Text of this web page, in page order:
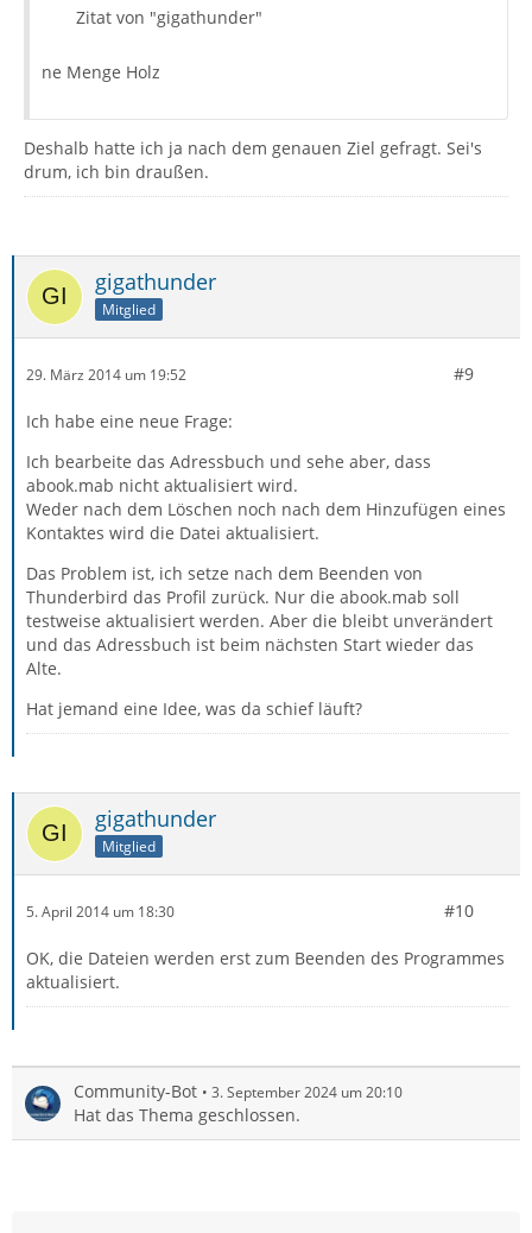
Zitat von "gigathunder"
ne Menge Holz
Deshalb hatte ich ja nach dem genauen Ziel gefragt. Sei's
drum, ich bin draußen.
gigathunder
Mitglied
29. März 2014 um 19:52 #9
Ich habe eine neue Frage:
Ich bearbeite das Adressbuch und sehe aber, dass
abook.mab nicht aktualisiert wird.
Weder nach dem Löschen noch nach dem Hinzufügen eines
Kontaktes wird die Datei aktualisiert.
Das Problem ist, ich setze nach dem Beenden von
Thunderbird das Profil zurück. Nur die abook.mab soll
testweise aktualisiert werden. Aber die bleibt unverändert
und das Adressbuch ist beim nächsten Start wieder das
Alte.
Hat jemand eine Idee, was da schief läuft?
gigathunder
Mitglied
5. April 2014 um 18:30 #10
OK, die Dateien werden erst zum Beenden des Programmes
aktualisiert.
Community-Bot 3. September 2024 um 20:10
Hat das Thema geschlossen.